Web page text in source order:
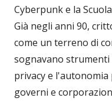
Cyberpunk e la
Già negli anni 90,
come un terreno di
sognavano strumenti
privacy e
governi e